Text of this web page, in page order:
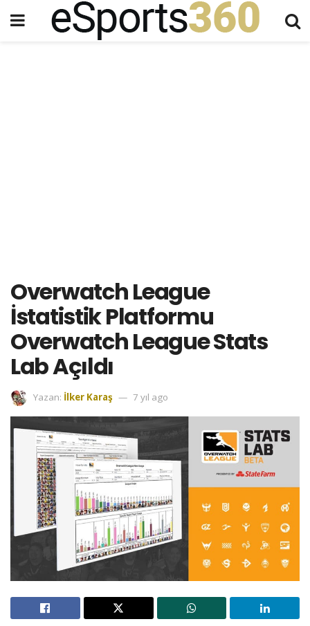
Overwatch League
İstatistik Platformu
Overwatch League Stats
Lab Açıldı
Yazan: İlker Karaş 7 yıl ago